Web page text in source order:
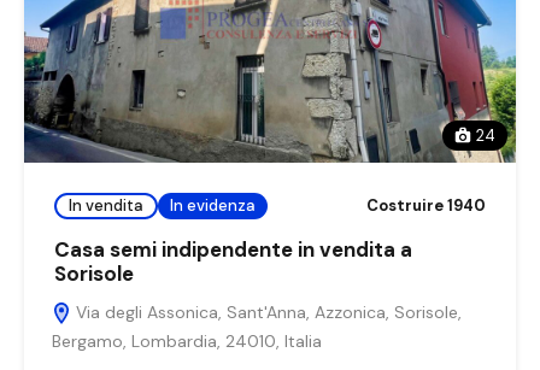
24
In vendita In evidenza Costruire 1940
Casa semi indipendente in vendita a
Sorisole
Via degli Assonica, Sant'Anna, Azzonica, Sorisole,
Bergamo, Lombardia, 24010, Italia